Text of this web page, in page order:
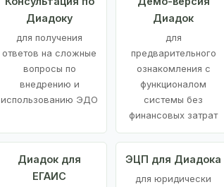
Диадоку
для получения
ответов на сложные
вопросы по
внедрению и
использованию ЭДО
Диадок
для
предварительного
ознакомления с
функционалом
системы без
финансовых затрат
Диадок для
ЕГАИС
ЭЦП для Диадока
для юридически